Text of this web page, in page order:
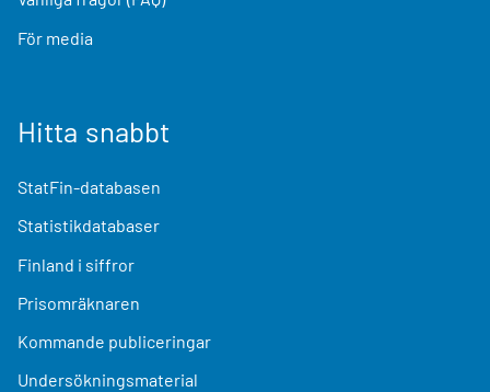
För media
Hitta snabbt
StatFin-databasen
Statistikdatabaser
Finland i siffror
Prisomräknaren
Kommande publiceringar
Undersökningsmaterial